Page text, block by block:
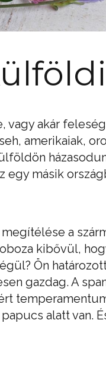
akár
amerikaiak,
egy másik
a
kibővül,
Ön
gazdag. A
alatt van.